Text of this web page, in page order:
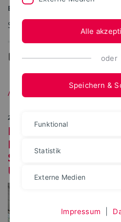
Bauen und Umwelt
Siedlungswasserwirtschaft
... Aktuelles
Aktuelles
23.06.2026
Internationaler
Fachbereich Bauen
Summer School mit
University of Florida
Alle
oder
Speichern &
Funktional
Statistik
Externe Medien
Impressum